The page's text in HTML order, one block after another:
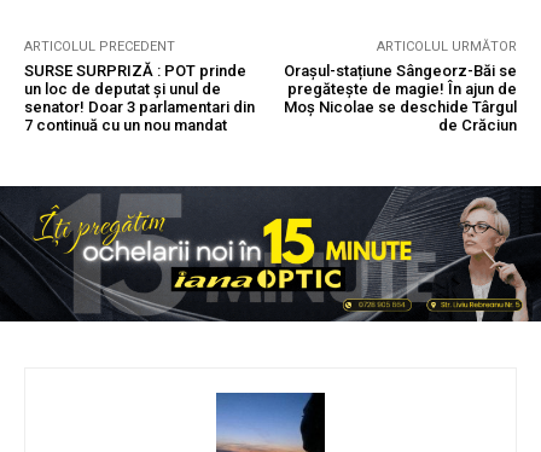
ARTICOLUL PRECEDENT
SURSE SURPRIZĂ : POT prinde
un loc de deputat și unul de
senator! Doar 3 parlamentari din
7 continuă cu un nou mandat
ARTICOLUL URMĂTOR
Orașul-stațiune Sângeorz-Băi se
pregătește de magie! În ajun de
Moș Nicolae se deschide Târgul
de Crăciun